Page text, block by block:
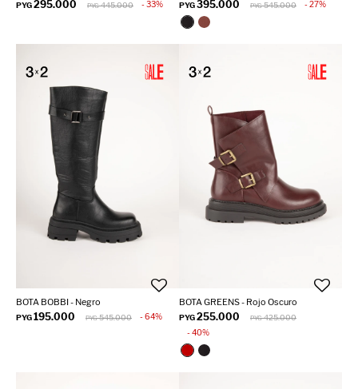
PYG295.000 PYG 445.000 33 PYG395.000 PYG 545.000 27
BOTA BOBBI - Negro
PYG195.000 PYG 545.000 64
BOTA GREENS - Rojo Oscuro
PYG255.000 PYG 425.000
40